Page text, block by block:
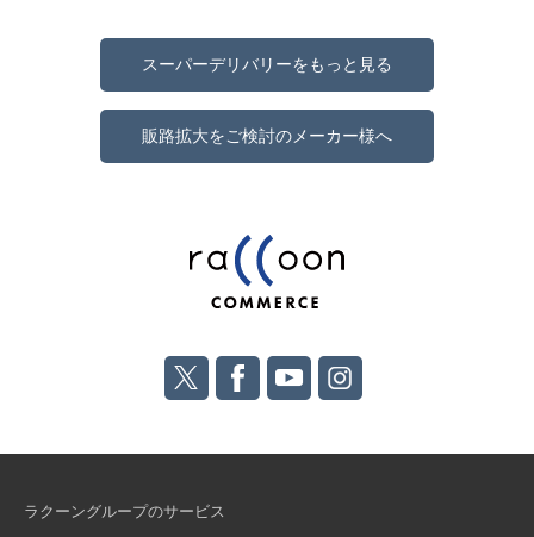
スーパーデリバリーをもっと見る
販路拡大をご検討のメーカー様へ
ラクーングループのサービス